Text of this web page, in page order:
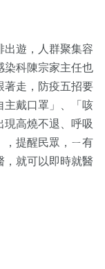
出遊，人群聚集容
染科陳宗家主任也
著走，防疫五招要
主戴口罩」、「咳
現高燒不退、呼吸
，提醒民眾，ㄧ有
，就可以即時就醫